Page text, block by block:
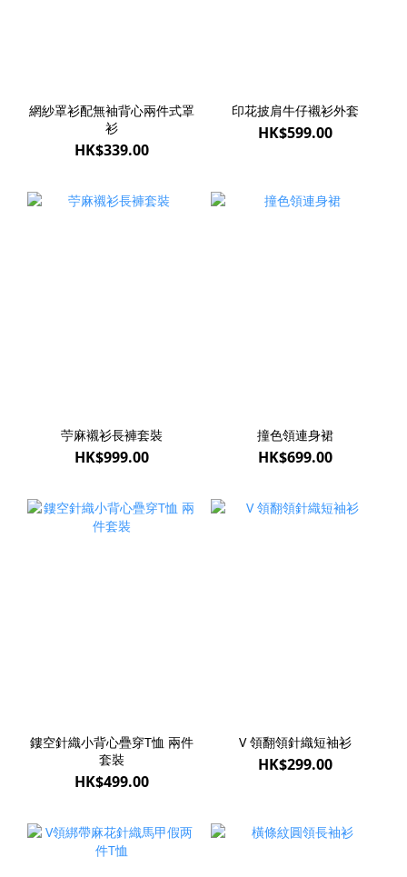
網紗罩衫配無袖背心兩件式罩
衫
HK$339.00
印花披肩牛仔襯衫外套
HK$599.00
苧麻襯衫長褲套裝
HK$999.00
撞色領連身裙
HK$699.00
鏤空針織小背心疊穿T恤 兩件
套裝
HK$499.00
V 領翻領針織短袖衫
HK$299.00